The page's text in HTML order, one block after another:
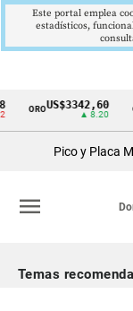
Cintillo
Colombia
OROUS$3342,60
▲ 8.20
Pico y Placa
menu
Temas
Este portal emplea
estadísticos,